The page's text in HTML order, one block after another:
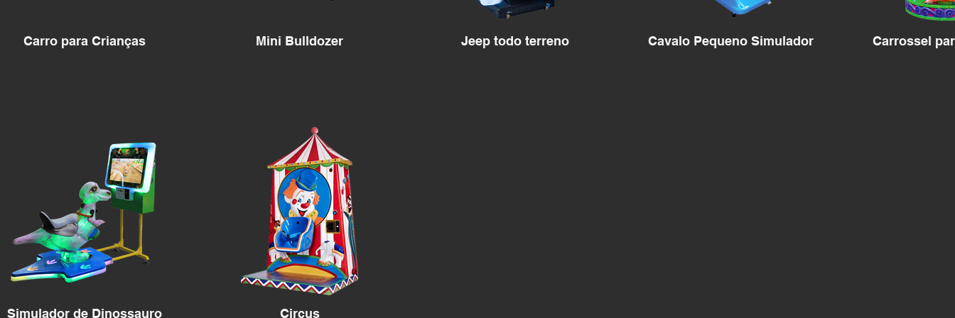
Carro para Crianças Mini Bulldozer Jeep todo terreno Cavalo Pequeno Simulador Carrossel
Simulador de Dinossauro Circus